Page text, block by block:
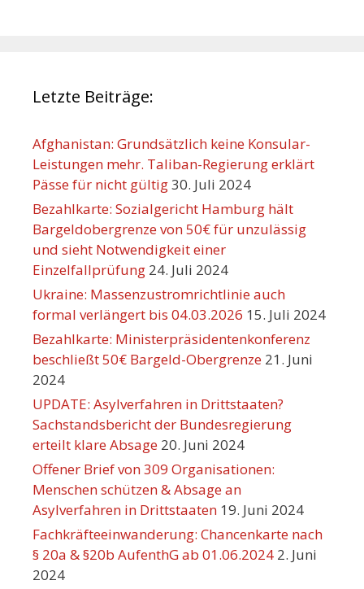
Letzte Beiträge:
Afghanistan: Grundsätzlich keine Konsular-
Leistungen mehr. Taliban-Regierung erklärt
Pässe für nicht gültig30. Juli 2024
Bezahlkarte: Sozialgericht Hamburg hält
Bargeldobergrenze von 50€ für unzulässig
und sieht Notwendigkeit einer
Einzelfallprüfung 24. Juli 2024
Ukraine: Massenzustromrichtlinie auch
formal verlängert bis 04.03.2026 15. Juli 2024
Bezahlkarte: Ministerpräsidentenkonferenz
beschließt 50€ Bargeld-Obergrenze 21. Juni
2024
UPDATE: Asylverfahren in Drittstaaten?
Sachstandsbericht der Bundesregierung
erteilt klare Absage 20. Juni 2024
Offener Brief von 309 Organisationen:
Menschen schützen & Absage an
Asylverfahren in Drittstaaten 19. Juni 2024
Fachkräfteeinwanderung: Chancenkarte nach
§ 20a & §20b AufenthG ab 01.06.2024 2. Juni
2024